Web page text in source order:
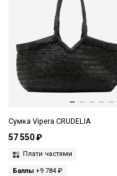
Сумка Vipera CRUDELIA
57 550 ₽
Плати частями
Баллы +9 784 ₽